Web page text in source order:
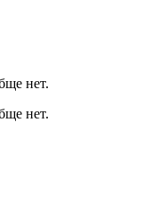
нет.
нет.